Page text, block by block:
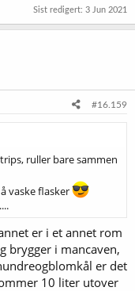
Sist redigert: 3 Jun 2021
#16.159
ruller bare sammen
vaske flasker
er i et annet rom
brygger i mancaven,
er det
10 liter utover